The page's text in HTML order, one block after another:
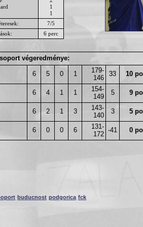
1
1
7/5
6 perc
végeredménye:
6 5 0 1
179-
146
33 10
6 4 1 1
154-
149
5 9
6 2 1 3
143-
140
3 5
6 0 0 6
131-
172
-41 0
buducnost podgorica fck